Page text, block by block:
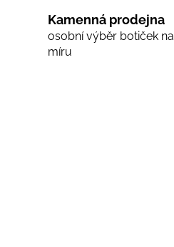
Kamenná prodejna
osobní výběr botiček na
míru